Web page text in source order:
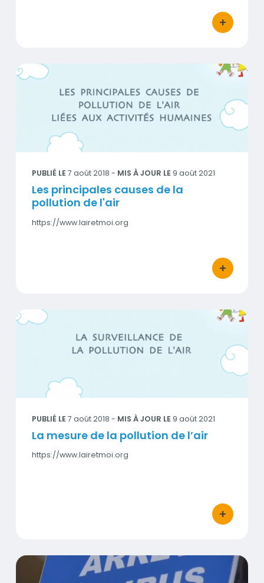
+
bouton
Les principales causes de la pollution de l'air
Visuel
PUBLIÉ LE 7 août 2018 - MIS À JOUR LE 9 août 2021
Les principales causes de la
pollution de l'air
https://www.lairetmoi.org
+
bouton
La mesure de la pollution de l’air
PUBLIÉ LE 7 août 2018 - MIS À JOUR LE 9 août 2021
La mesure de la pollution de l’air
https://www.lairetmoi.org
+
bouton
Le pedibus = le bus à pied